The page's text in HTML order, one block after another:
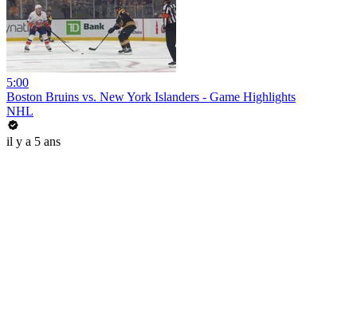
5:00
Boston Bruins vs. New York Islanders - Game Highlights
NHL
il y a 5 ans